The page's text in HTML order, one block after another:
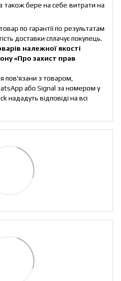
а також бере на себе витрати на
по гарантії по результатам
доставки сплачує покупець.
належної якості
«Про захист прав
пов'язани з товаром,
або Signal за номером у
нададуть відповіді на всі